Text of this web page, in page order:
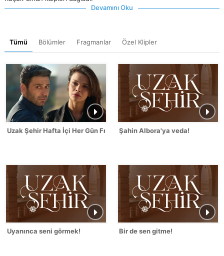
Devamını Oku
Tümü Bölümler Fragmanlar Özel Klipler
Uzak Şehir Hafta İçi Her Gün FragmanıŞahin Albora'ya veda!
Uyanınca seni görmek! Bir de sen gitme!